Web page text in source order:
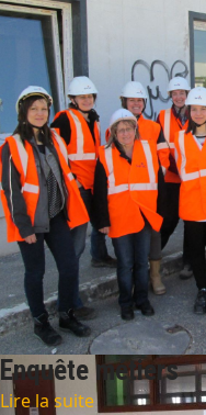
Enquête métiers
Lire la suite